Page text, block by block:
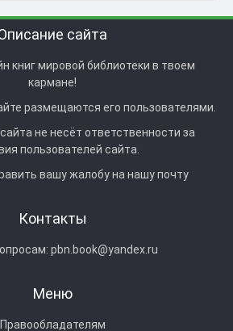
сайта
книг мировой библиотеки в твоем
кармане!
размещаются его пользователями.
не несёт ответственности за
пользователей сайта.
вашу жалобу на нашу почту
Контакты
pbn.book@yandex.ru
Меню
Правообладателям